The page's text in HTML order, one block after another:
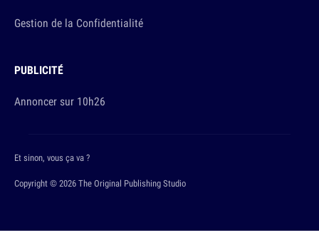
Gestion de la Confidentialité
PUBLICITÉ
Annoncer sur 10h26
Copyright © 2026 The Original Publishing Studio
Et sinon, vous ça va ?